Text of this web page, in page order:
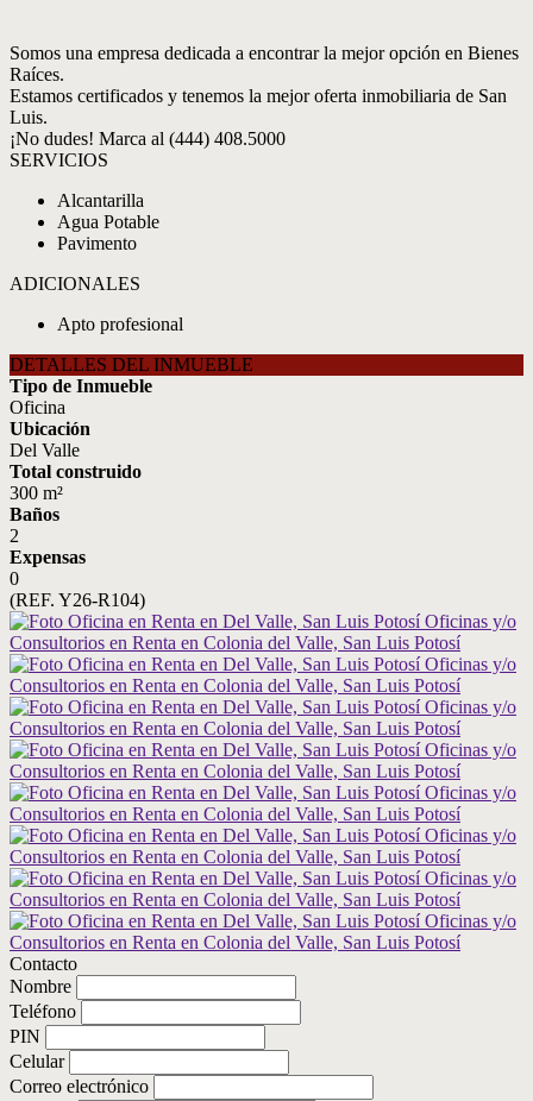
Somos una empresa dedicada a encontrar la mejor opción en Bienes
Raíces.
Estamos certificados y tenemos la mejor oferta inmobiliaria de San
Luis.
¡No dudes! Marca al (444) 408.5000
SERVICIOS
Alcantarilla
Agua Potable
Pavimento
ADICIONALES
Apto profesional
DETALLES DEL INMUEBLE
Tipo de Inmueble
Oficina
Ubicación
Del Valle
Total construido
300 m²
Baños
2
Expensas
0
(REF. Y26-R104)
Contacto
Nombre
Teléfono
PIN
Celular
Correo electrónico